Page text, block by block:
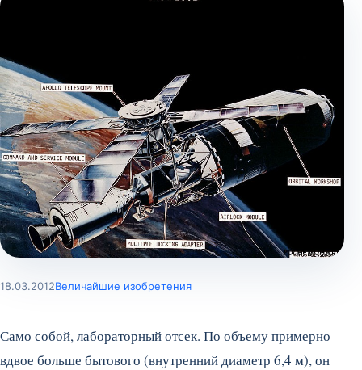
18.03.2012Величайшие изобретения
Само собой, лабораторный отсек. По объему примерно
вдвое больше бытового (внутренний диаметр 6,4 м), он